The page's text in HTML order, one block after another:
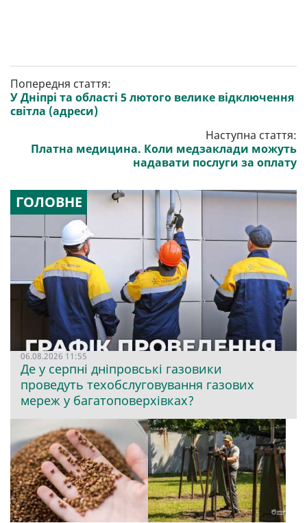
Попередня стаття:
У Дніпрі та області 5 лютого велике відключення
світла (адреси)
Наступна стаття:
Платна медицина. Коли медзаклади можуть
надавати послуги за оплату
ГОЛОВНЕ
06.08.2026 11:55
Де у серпні дніпровські газовики
проведуть техобслуговування газових
мереж у багатоповерхівках?